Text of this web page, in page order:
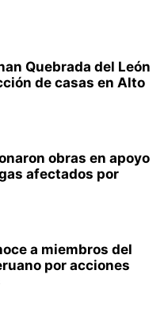
Quebrada del León
de casas en Alto
obras en apoyo
afectados por
a miembros del
por acciones